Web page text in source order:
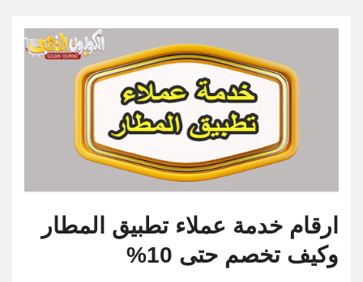
ارقام خدمة عملاء تطبيق المطار
وكيف تخصم حتى 10%